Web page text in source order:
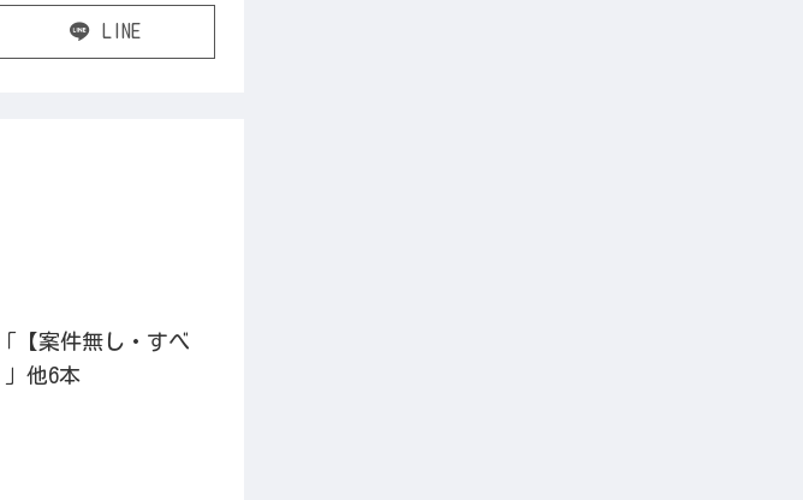
LINE
【案件無し・すべ
他6本